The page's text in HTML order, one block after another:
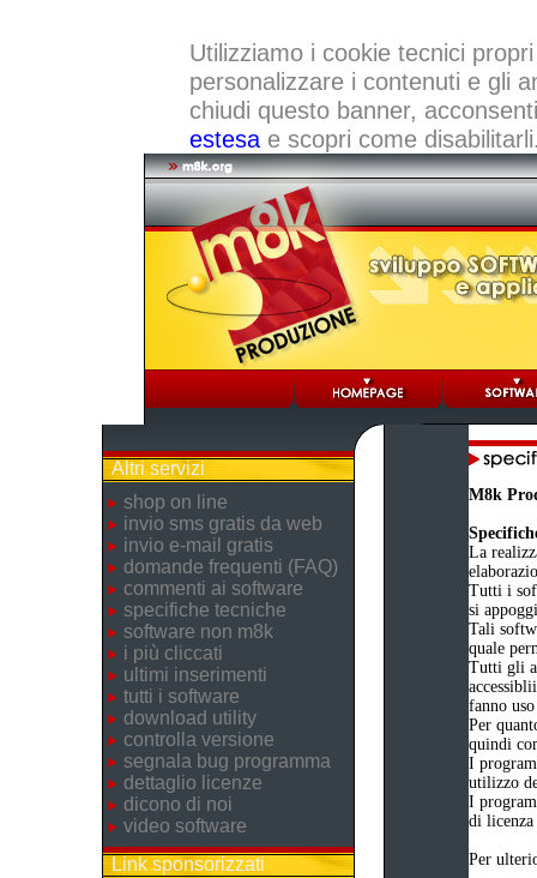
Utilizziamo i cookie tecnici
personalizzare i contenuti e gli
chiudi questo banner,
estesae scopri come
Altri servizi
shop on line
invio sms gratis da web
invio e-mail gratis
domande frequenti (FAQ)
commenti ai software
specifiche tecniche
software non m8k
i più cliccati
ultimi inserimenti
tutti i software
download utility
controlla versione
segnala bug programma
dettaglio licenze
dicono di noi
video software
Link sponsorizzati
M8k
La
Tutti i
si
Tali
quale
Tutti gli
fanno uso
Per
quindi
I
utilizzo
I
di licenza
Per